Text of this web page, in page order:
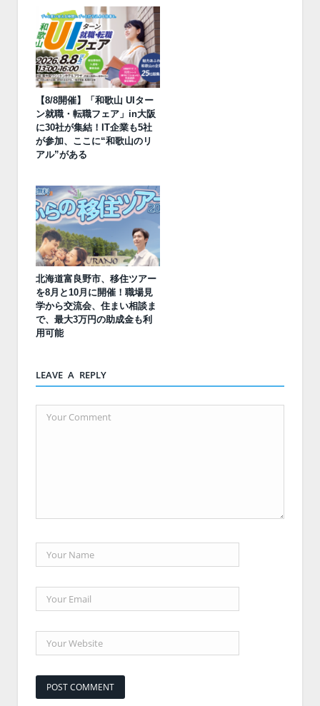
【8/8開催】「和歌山 UIター
ン就職・転職フェア」in大阪
に30社が集結！IT企業も5社
が参加、ここに“和歌山のリ
アル”がある
北海道富良野市、移住ツアー
を8月と10月に開催！職場見
学から交流会、住まい相談ま
で、最大3万円の助成金も利
用可能
LEAVE A REPLY